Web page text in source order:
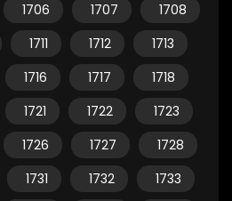
1706 1707
1708
1711 1712
1713
1716 1717
1718
1721 1722
1723
1726 1727
1728
1731 1732
1733